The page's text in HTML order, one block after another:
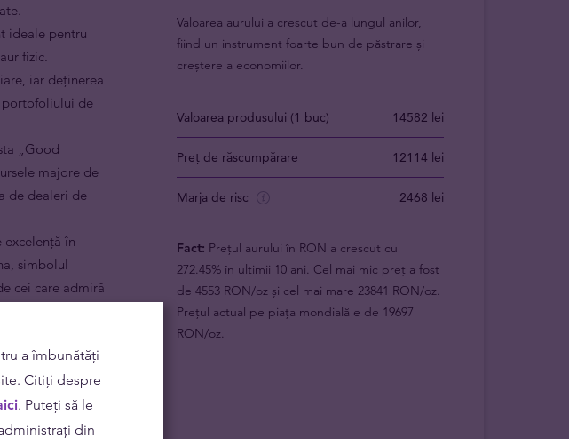
ideale pentru
fizic.
iar deținerea
portofoliului de
„Good
majore de
de dealeri de
excelență în
simbolul
cei care admiră
este
al aurului, ceea
Valoarea aurului a crescut de-a lungul anilor,
fiind un instrument foarte bun de păstrare și
creștere a economiilor.
Valoarea produsului (1 buc) 14582 lei
Preț de răscumpărare 12114 lei
Marja de risc 2468 lei
Fact: Prețul aurului în RON a crescut cu
272.45% în ultimii 10 ani. Cel mai mic preț a fost
de 4553 RON/oz și cel mai mare 23841 RON/oz.
Prețul actual pe piața mondială e de 19697
RON/oz.
a îmbunătăți
Citiți despre
. Puteți să le
din